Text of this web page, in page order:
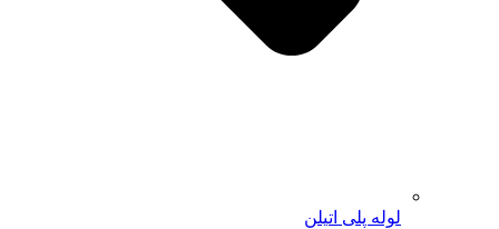
لوله پلی اتیلن